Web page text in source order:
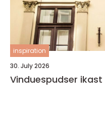
inspiration
30. July 2026